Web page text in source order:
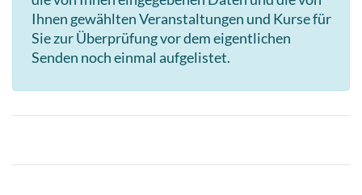
Ihnen gewählten Veranstaltungen und Kurse für
Sie zur Überprüfung vor dem eigentlichen
Senden noch einmal aufgelistet.